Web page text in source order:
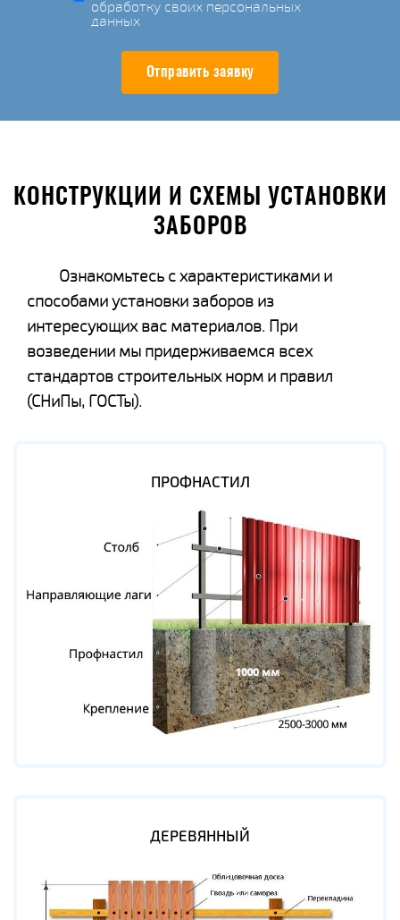
обработку своих персональных
данных
Отправить заявку
КОНСТРУКЦИИ И СХЕМЫ УСТАНОВКИ
ЗАБОРОВ
Ознакомьтесь с характеристиками и
способами установки заборов из
интересующих вас материалов. При
возведении мы придерживаемся всех
стандартов строительных норм и правил
(СНиПы, ГОСТы).
ПРОФНАСТИЛ
ДЕРЕВЯННЫЙ